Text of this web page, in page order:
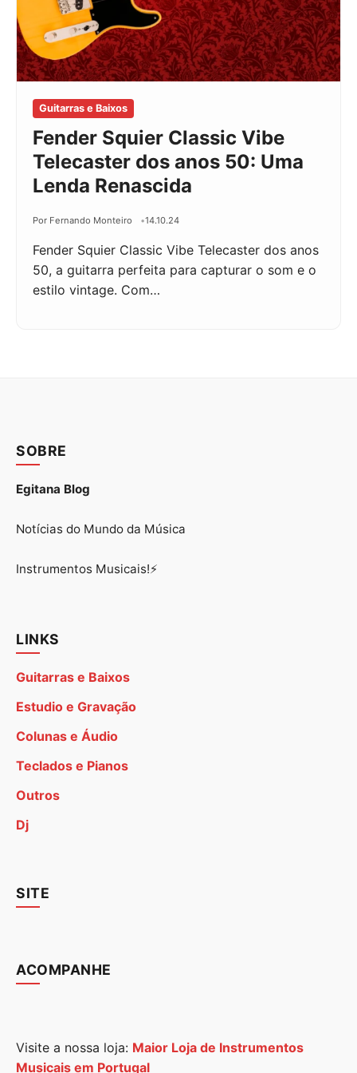
Guitarras e Baixos
Fender Squier Classic Vibe
Telecaster dos anos 50: Uma
Lenda Renascida
Por Fernando Monteiro 14.10.24
Fender Squier Classic Vibe Telecaster dos anos
50, a guitarra perfeita para capturar o som e o
estilo vintage. Com…
SOBRE
Egitana Blog
Notícias do Mundo da Música
Instrumentos Musicais!⚡
LINKS
Guitarras e Baixos
Estudio e Gravação
Colunas e Áudio
Teclados e Pianos
Outros
Dj
SITE
ACOMPANHE
Visite a nossa loja: Maior Loja de Instrumentos
Musicais em Portugal